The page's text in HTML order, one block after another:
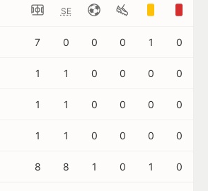
SE
7 0 0 0 1 0
1 1 0 0 0 0
1 1 0 0 0 0
1 1 0 0 0 0
8 8 1 0 1 0